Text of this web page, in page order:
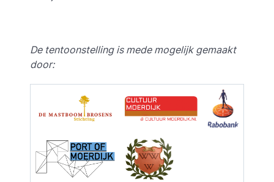
De tentoonstelling is mede mogelijk gemaakt
door: